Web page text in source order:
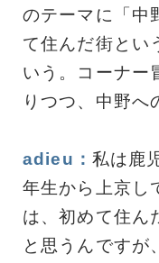
のテーマに「中
て住んだ街とい
いう。コーナー
りつつ、中野へ
adieu： 私は鹿
年生から上京し
は、初めて住ん
と思うんですが